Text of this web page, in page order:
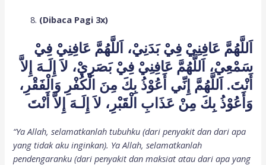
(Dibaca Pagi 3x)
اَللَّهُمَّ عَافِنِيْ فِيْ بَدَنِيْ، اَللَّهُمَّ عَافِنِيْ فِيْ
سَمْعِيْ، اَللَّهُمَّ عَافِنِيْ فِيْ بَصَرِيْ، لاَ إِلَـهَ إِلاَّ
أَنْتَ. اَللَّهُمَّ إِنِّي أَعُوْذُ بِكَ مِنَ الْكُفْرِ وَالْفَقْرِ،
وَأَعُوْذُ بِكَ مِنْ عَذَابِ الْقَبْرِ، لاَ إِلَـهَ إِلاَّ أَنْتَ
“Ya Allah, selamatkanlah tubuhku (dari penyakit dan dari apa
yang tidak aku inginkan). Ya Allah, selamatkanlah
pendengaranku (dari penyakit dan maksiat atau dari apa yang